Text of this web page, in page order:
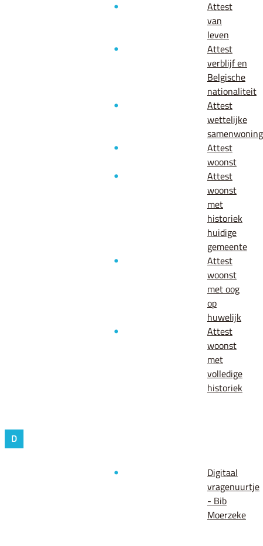
Attest
van
leven
Attest
verblijf en
Belgische
nationaliteit
Attest
wettelijke
samenwoning
Attest
woonst
Attest
woonst
met
historiek
huidige
gemeente
Attest
woonst
met oog
op
huwelijk
Attest
woonst
met
volledige
historiek
D
Digitaal
vragenuurtje
- Bib
Moerzeke